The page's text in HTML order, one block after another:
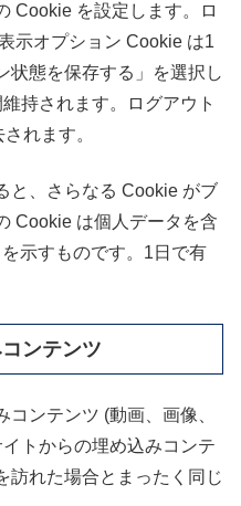
Cookie を設定します。ロ
示オプション Cookie は1
状態を保存する」を選択し
持されます。ログアウト
れます。
と、さらなる Cookie がブ
Cookie は個人データを含
示すものです。1日で有
ンテンツ
ンテンツ (動画、画像、
トからの埋め込みコンテ
訪れた場合とまったく同じ